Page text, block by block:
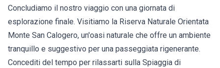
Concludiamo il nostro viaggio con una giornata di
esplorazione finale. Visitiamo la Riserva Naturale Orientata
Monte San Calogero, un'oasi naturale che offre un ambiente
tranquillo e suggestivo per una passeggiata rigenerante.
Concediti del tempo per rilassarti sulla Spiaggia di